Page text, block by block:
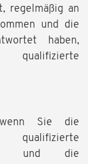
regelmäßig an
und die
haben,
Sie die
und die